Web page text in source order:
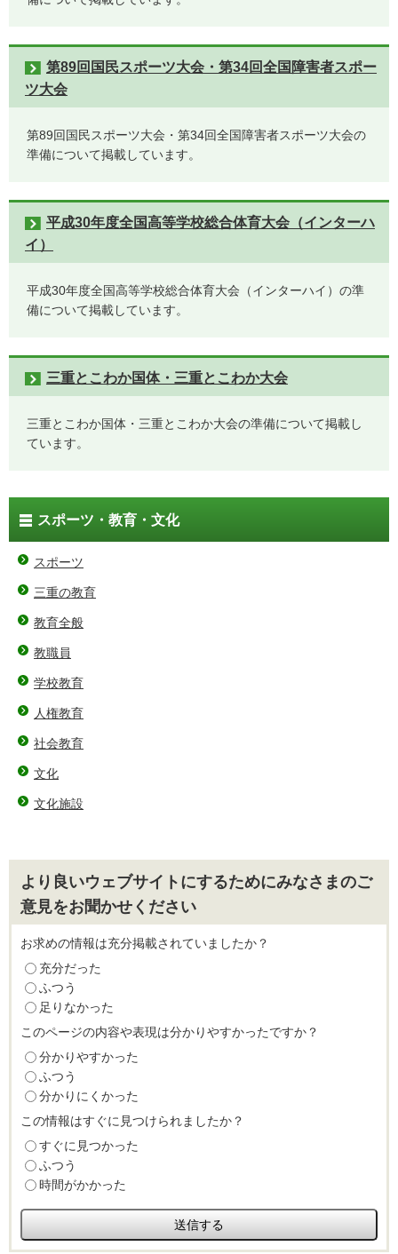
第89回国民スポーツ大会・第34回全国障害者スポー
ツ大会
第89回国民スポーツ大会・第34回全国障害者スポーツ大会の
準備について掲載しています。
平成30年度全国高等学校総合体育大会（インターハ
イ）
平成30年度全国高等学校総合体育大会（インターハイ）の準
備について掲載しています。
三重とこわか国体・三重とこわか大会
三重とこわか国体・三重とこわか大会の準備について掲載し
ています。
スポーツ・教育・文化
スポーツ
三重の教育
教育全般
教職員
学校教育
人権教育
社会教育
文化
文化施設
より良いウェブサイトにするためにみなさまのご
意見をお聞かせください
お求めの情報は充分掲載されていましたか？
充分だった
ふつう
足りなかった
このページの内容や表現は分かりやすかったですか？
分かりやすかった
ふつう
分かりにくかった
この情報はすぐに見つけられましたか？
すぐに見つかった
ふつう
時間がかかった